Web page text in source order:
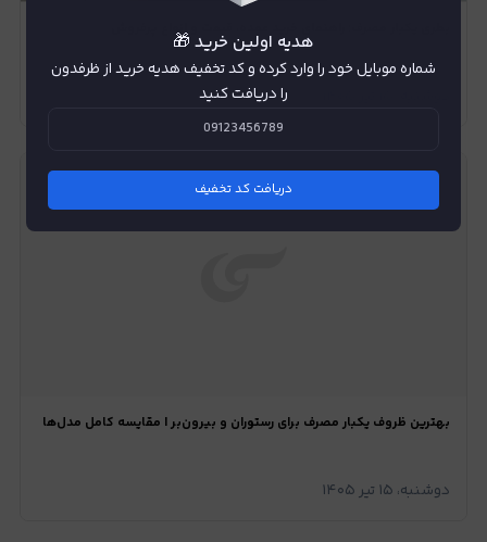
بطری یکبار مصرف؛ راهنمای خرید عمده، قیمت و انواع پرفروش
بهترین ظروف یکبار مصرف برای رستوران و بیرون‌بر | مقایسه کامل مدل‌ها
دوشنبه، ۱۵ تیر ۱۴۰۵
هدیه اولین خرید 🎁
شماره موبایل خود را وارد کرده و کد تخفیف هدیه خرید از ظرفدون
را دریافت کنید
دریافت کد تخفیف